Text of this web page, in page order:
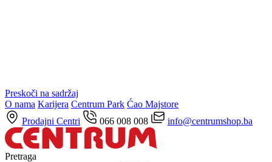
Preskoči na sadržaj
O nama Karijera Centrum Park Ćao Majstore
Prodajni Centri
066 008 008 info@centrumshop.ba
Pretraga